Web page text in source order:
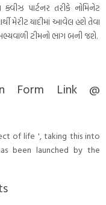
ક્વીઝ પાર્ટનર તરીકે નોમિનેટ
મેરીટ યાદીમાં આવેલ હશે તેવા
ટીમનો ભાગ બની જશે.
Form Link @
of life ', taking this into
been launched by the